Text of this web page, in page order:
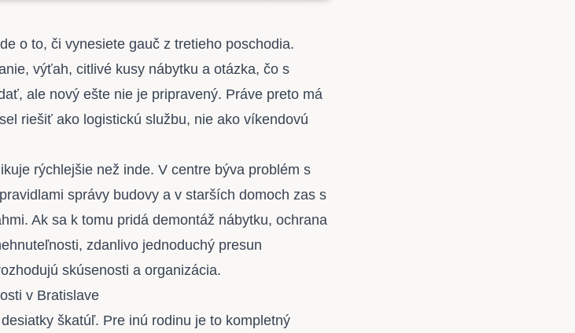
o to, či vynesiete gauč z tretieho poschodia.
výťah, citlivé kusy nábytku a otázka, čo s
ale nový ešte nie je pripravený. Práve preto má
riešiť ako logistickú službu, nie ako víkendovú
rýchlejšie než inde. V centre býva problém s
správy budovy a v starších domoch zas s
Ak sa k tomu pridá demontáž nábytku, ochrana
zdanlivo jednoduchý presun
skúsenosti a organizácia.
v Bratislave
škatúľ. Pre inú rodinu je to kompletný